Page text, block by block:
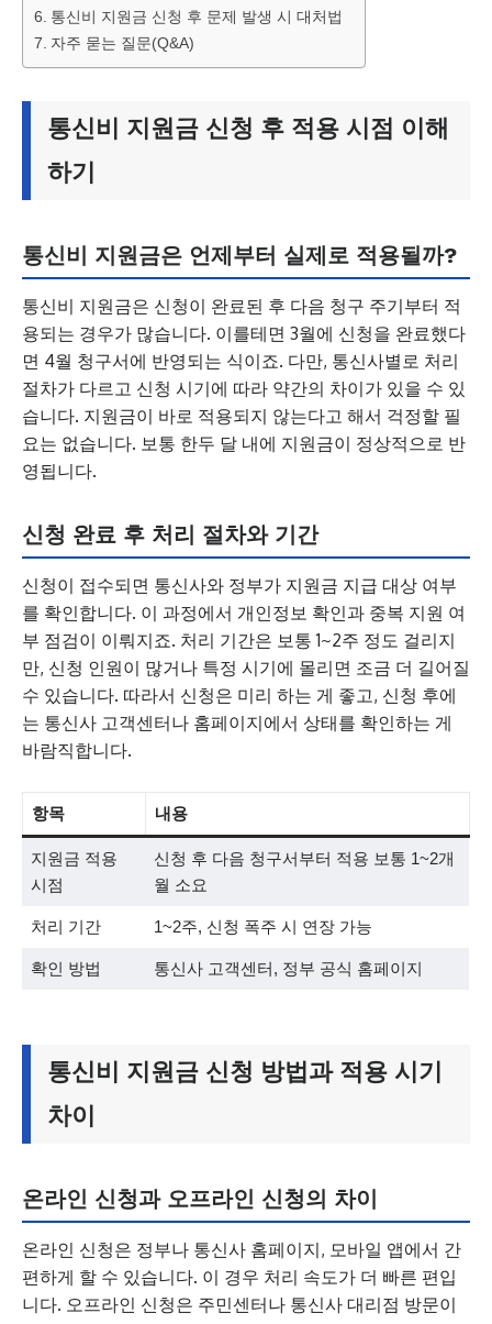
통신비 지원금 신청 후 문제 발생 시 대처법
자주 묻는 질문(Q&A)
통신비 지원금 신청 후 적용 시점 이해
하기
통신비 지원금은 언제부터 실제로 적용될까?
통신비 지원금은 신청이 완료된 후 다음 청구 주기부터 적
용되는 경우가 많습니다. 이를테면 3월에 신청을 완료했다
면 4월 청구서에 반영되는 식이죠. 다만, 통신사별로 처리
절차가 다르고 신청 시기에 따라 약간의 차이가 있을 수 있
습니다. 지원금이 바로 적용되지 않는다고 해서 걱정할 필
요는 없습니다. 보통 한두 달 내에 지원금이 정상적으로 반
영됩니다.
신청 완료 후 처리 절차와 기간
신청이 접수되면 통신사와 정부가 지원금 지급 대상 여부
를 확인합니다. 이 과정에서 개인정보 확인과 중복 지원 여
부 점검이 이뤄지죠. 처리 기간은 보통 1~2주 정도 걸리지
만, 신청 인원이 많거나 특정 시기에 몰리면 조금 더 길어질
수 있습니다. 따라서 신청은 미리 하는 게 좋고, 신청 후에
는 통신사 고객센터나 홈페이지에서 상태를 확인하는 게
바람직합니다.
항목 내용
지원금 적용
시점
신청 후 다음 청구서부터 적용 보통 1~2개
월 소요
처리 기간 1~2주, 신청 폭주 시 연장 가능
확인 방법 통신사 고객센터, 정부 공식 홈페이지
통신비 지원금 신청 방법과 적용 시기
차이
온라인 신청과 오프라인 신청의 차이
온라인 신청은 정부나 통신사 홈페이지, 모바일 앱에서 간
편하게 할 수 있습니다. 이 경우 처리 속도가 더 빠른 편입
니다. 오프라인 신청은 주민센터나 통신사 대리점 방문이